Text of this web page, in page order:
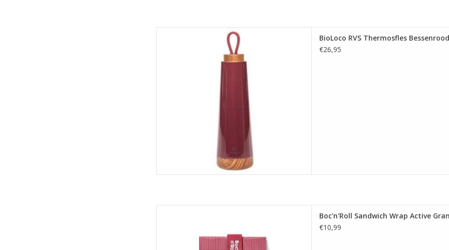
Chic Mic BioLoco RVS Thermosfles Bessenrood
TOEVOEGEN AAN WINKELWAGEN
BioLoco RVS Thermosfles
€26,95
Boc'n'Roll Sandwich Wrap Active
€10,99